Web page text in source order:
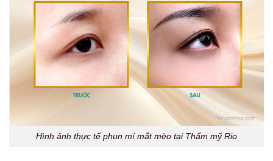
Hình ảnh thực tế phun mí mắt mèo tại Thẩm mỹ Rio